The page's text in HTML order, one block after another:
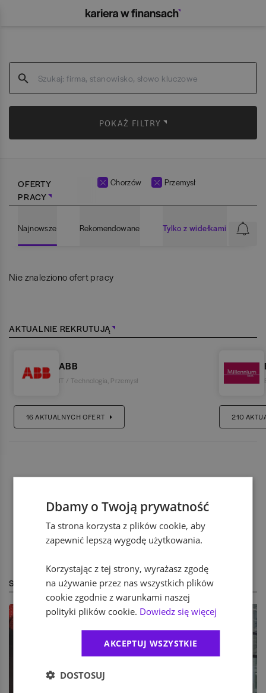
POKAŻ FILTRY
OFERTY
PRACY
Chorzów Przemysł
Najnowsze Rekomendowane Tylko z widełkami
Nie znaleziono ofert pracy
AKTUALNIE REKRUTUJĄ
ABB
IT / Technologia Przemysł
16AKTUALNYCH OFERT 210
STREFA EKSPERTA
Dbamy o Twoją prywatność
Ta strona korzysta z plików cookie, aby
zapewnić lepszą wygodę użytkowania.
Korzystając z tej strony, wyrażasz zgodę
na używanie przez nas wszystkich plików
cookie zgodnie z warunkami naszej
polityki plików cookie. Dowiedz się więcej
AKCEPTUJ WSZYSTKIE
DOSTOSUJ